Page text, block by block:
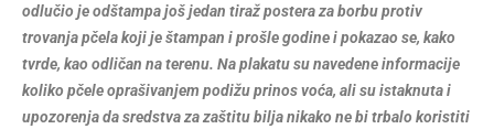
odlučio je odštampa još jedan tiraž postera za borbu protiv
trovanja pčela koji je štampan i prošle godine i pokazao se, kako
tvrde, kao odličan na terenu. Na plakatu su navedene informacije
koliko pčele oprašivanjem podižu prinos voća, ali su istaknuta i
upozorenja da sredstva za zaštitu bilja nikako ne bi trbalo koristiti